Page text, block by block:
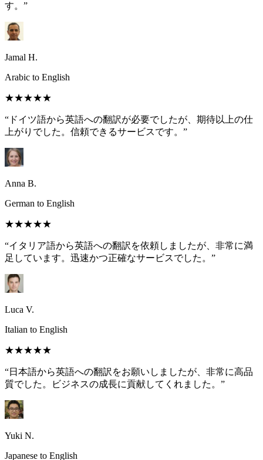
す。”
Jamal H.
Arabic to English
★★★★★
“ドイツ語から英語への翻訳が必要でしたが、期待以上の仕
上がりでした。信頼できるサービスです。”
Anna B.
German to English
★★★★★
“イタリア語から英語への翻訳を依頼しましたが、非常に満
足しています。迅速かつ正確なサービスでした。”
Luca V.
Italian to English
★★★★★
“日本語から英語への翻訳をお願いしましたが、非常に高品
質でした。ビジネスの成長に貢献してくれました。”
Yuki N.
Japanese to English